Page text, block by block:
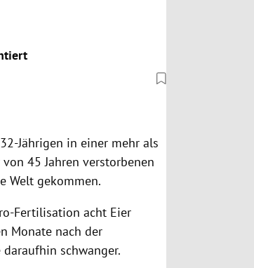
Jährigen in einer mehr als
45 Jahren verstorbenen
Welt gekommen.
Fertilisation acht Eier
Monate nach der
schwanger.